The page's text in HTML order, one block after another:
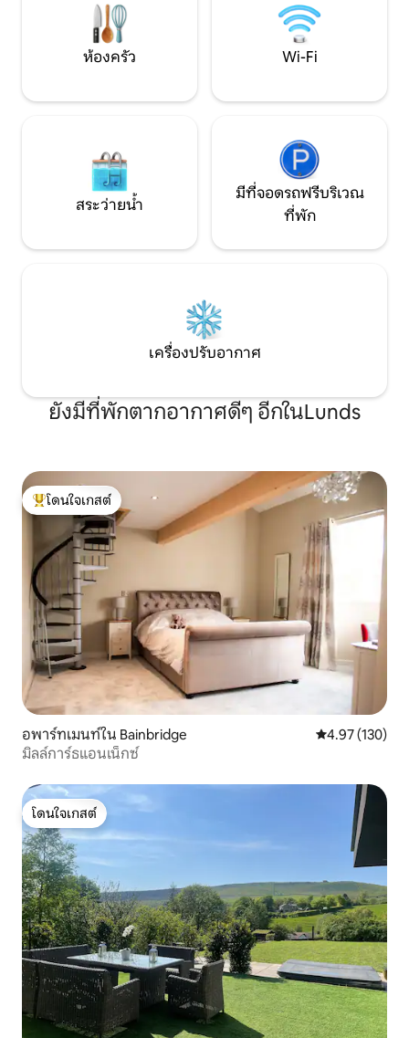
ใกล้สนามบินแมนเ
มาก
ห้องครัว Wi-Fi
สระว่ายน้ำ
มีที่จอดรถฟรีบริเวณ
ที่พัก
เครื่องปรับอากาศ
ยังมีที่พักตากอากาศดีๆ อีกในLunds
โดนใจเกสต์ที่สุด
โดนใจเกสต์
อพาร์ทเมนท์ใน Bainbridge คะแนนเฉลี่ย
4.97 (130)
มิลล์การ์ธแอนเน็กซ์
โดนใจเกสต์
โดนใจเกสต์